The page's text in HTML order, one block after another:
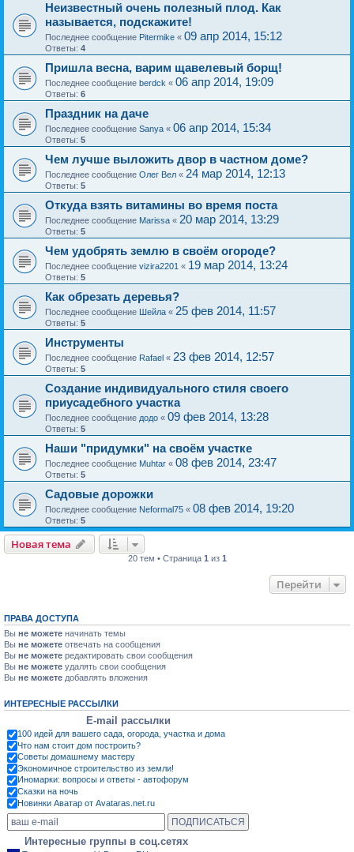
Неизвестный очень полезный плод. Как
называется, подскажите!
Последнее сообщение Pitermike « 09 апр 2014, 15:12
Ответы: 4
Пришла весна, варим щавелевый борщ!
Последнее сообщение berdck « 06 апр 2014, 19:09
Ответы: 6
Праздник на даче
Последнее сообщение Sanya « 06 апр 2014, 15:34
Ответы: 5
Чем лучше выложить двор в частном доме?
Последнее сообщение Олег Вел « 24 мар 2014, 12:13
Ответы: 5
Откуда взять витамины во время поста
Последнее сообщение Marissa « 20 мар 2014, 13:29
Ответы: 5
Чем удобрять землю в своём огороде?
Последнее сообщение vizira2201 « 19 мар 2014, 13:24
Ответы: 5
Как обрезать деревья?
Последнее сообщение Шейла « 25 фев 2014, 11:57
Ответы: 5
Инструменты
Последнее сообщение Rafael « 23 фев 2014, 12:57
Ответы: 5
Создание индивидуального стиля своего
приусадебного участка
Последнее сообщение додо « 09 фев 2014, 13:28
Ответы: 5
Наши "придумки" на своём участке
Последнее сообщение Muhtar « 08 фев 2014, 23:47
Ответы: 5
Садовые дорожки
Последнее сообщение Neformal75 « 08 фев 2014, 19:20
Ответы: 5
Новая тема
20 тем • Страница 1 из 1
Перейти
ПРАВА ДОСТУПА
Вы не можете начинать темы
Вы не можете отвечать на сообщения
Вы не можете редактировать свои сообщения
Вы не можете удалять свои сообщения
Вы не можете добавлять вложения
ИНТЕРЕСНЫЕ РАССЫЛКИ
E-mail рассылки
100 идей для вашего сада, огорода, участка и дома
Что нам стоит дом построить?
Советы домашнему мастеру
Экономичное строительство из земли!
Иномарки: вопросы и ответы - автофорум
Сказки на ночь
Новинки Аватар от Avataras.net.ru
Интересные группы в соц.сетях